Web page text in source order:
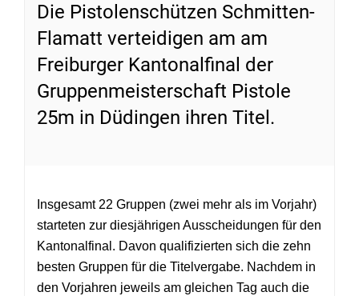
Die Pistolenschützen Schmitten-
Flamatt verteidigen am am
Freiburger Kantonalfinal der
Gruppenmeisterschaft Pistole
25m in Düdingen ihren Titel.
Insgesamt 22 Gruppen (zwei mehr als im Vorjahr)
starteten zur diesjährigen Ausschei­dungen für den
Kantonalfinal. Davon qualifizierten sich die zehn
besten Gruppen für die Titelvergabe. Nachdem in
den Vorjahren jeweils am gleichen Tag auch die